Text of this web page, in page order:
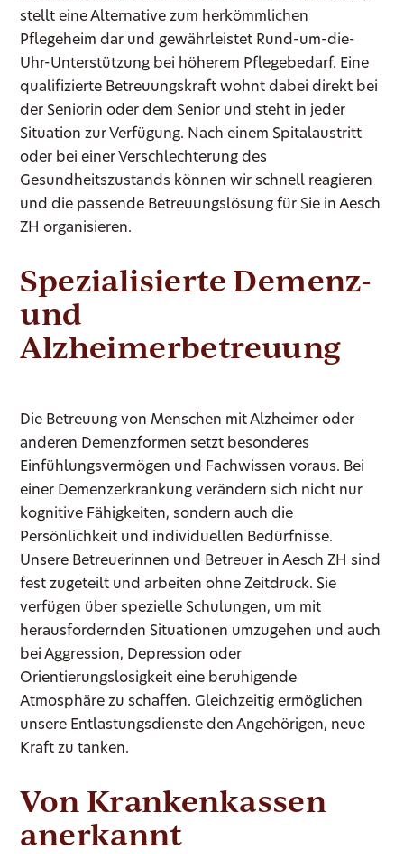
stellt eine Alternative zum herkömmlichen
Pflegeheim dar und gewährleistet Rund-um-die-
Uhr-Unterstützung bei höherem Pflegebedarf. Eine
qualifizierte Betreuungskraft wohnt dabei direkt bei
der Seniorin oder dem Senior und steht in jeder
Situation zur Verfügung. Nach einem Spitalaustritt
oder bei einer Verschlechterung des
Gesundheitszustands können wir schnell reagieren
und die passende Betreuungslösung für Sie in Aesch
ZH organisieren.
Spezialisierte Demenz-
und
Alzheimerbetreuung
Die Betreuung von Menschen mit Alzheimer oder
anderen Demenzformen setzt besonderes
Einfühlungsvermögen und Fachwissen voraus. Bei
einer Demenzerkrankung verändern sich nicht nur
kognitive Fähigkeiten, sondern auch die
Persönlichkeit und individuellen Bedürfnisse.
Unsere Betreuerinnen und Betreuer in Aesch ZH sind
fest zugeteilt und arbeiten ohne Zeitdruck. Sie
verfügen über spezielle Schulungen, um mit
herausfordernden Situationen umzugehen und auch
bei Aggression, Depression oder
Orientierungslosigkeit eine beruhigende
Atmosphäre zu schaffen. Gleichzeitig ermöglichen
unsere Entlastungsdienste den Angehörigen, neue
Kraft zu tanken.
Von Krankenkassen
anerkannt